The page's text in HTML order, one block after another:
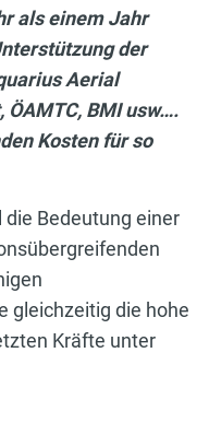
als einem Jahr
der
Aerial
BMI usw….
Kosten für so
Bedeutung einer
gleichzeitig die hohe
Kräfte unter